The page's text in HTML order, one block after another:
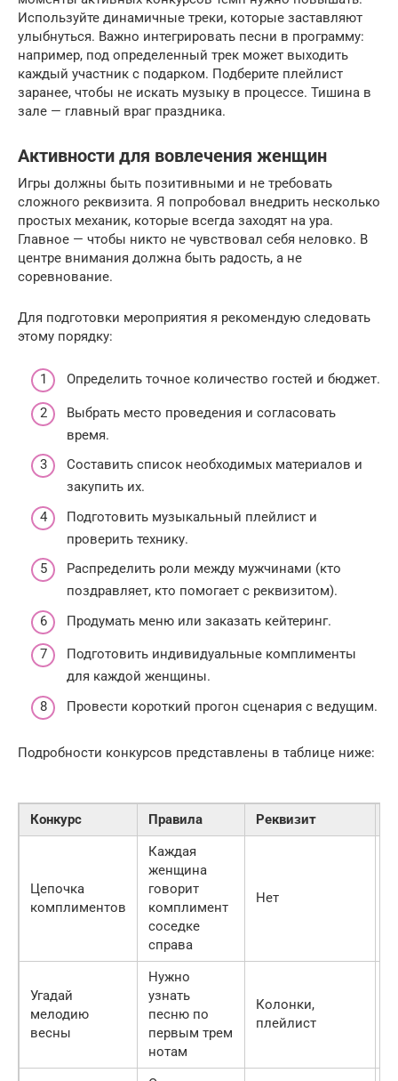
Используйте динамичные треки, которые заставляют
улыбнуться. Важно интегрировать песни в программу:
например, под определенный трек может выходить
каждый участник с подарком. Подберите плейлист
заранее, чтобы не искать музыку в процессе. Тишина в
зале — главный враг праздника.
Активности для вовлечения женщин
Игры должны быть позитивными и не требовать
сложного реквизита. Я попробовал внедрить несколько
простых механик, которые всегда заходят на ура.
Главное — чтобы никто не чувствовал себя неловко. В
центре внимания должна быть радость, а не
соревнование.
Для подготовки мероприятия я рекомендую следовать
этому порядку:
Определить точное количество гостей и бюджет.
Выбрать место проведения и согласовать
время.
Составить список необходимых материалов и
закупить их.
Подготовить музыкальный плейлист и
проверить технику.
Распределить роли между мужчинами (кто
поздравляет, кто помогает с реквизитом).
Продумать меню или заказать кейтеринг.
Подготовить индивидуальные комплименты
для каждой женщины.
Провести короткий прогон сценария с ведущим.
Подробности конкурсов представлены в таблице ниже:
Конкурс Правила Реквизит
Цепочка
комплиментов
Каждая
женщина
говорит
комплимент
соседке
справа
Нет
Угадай
мелодию
весны
Нужно
узнать
песню по
первым трем
нотам
Колонки,
плейлист